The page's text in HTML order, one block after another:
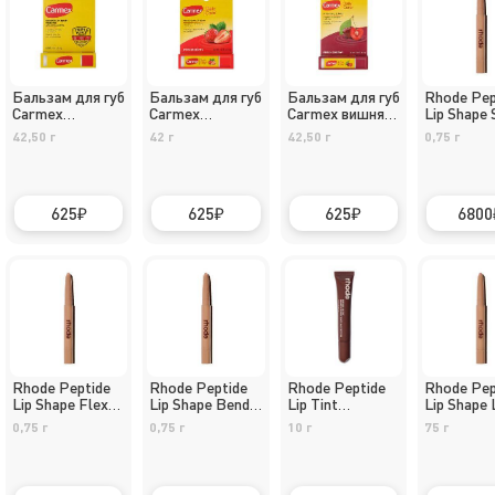
Бальзам для губ
Carmex
классический
SPF 15 в стике
42,50 г
625
Бальзам для губ
Carmex
клубника SPF
15 в стике
42 г
625
Бальзам для губ
Carmex вишня
SPF 15 в стике
42,50 г
625
Rhode
Lip Shape
0.75g
0,75 г
6800
Rhode Peptide
Lip Shape Flex
0.75g
0,75 г
Rhode Peptide
Lip Shape Bend
0.75g
0,75 г
Rhode Peptide
Lip Tint
Espresso 10ml
10 г
Rhode
Lip Shape
0.75g
75 г